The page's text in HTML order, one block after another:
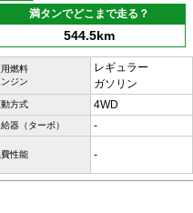
満タンでどこまで走る？
544.5km
燃料
ジン
レギュラー
ガソリン
方式 4WD
器（ターボ） -
性能 -